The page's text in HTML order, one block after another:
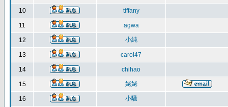
10 tiffany
11 agwa
12 小純
13 carol47
14 chihao
15 姥姥
16 小騷